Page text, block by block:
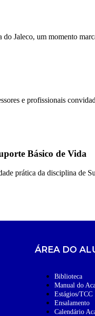
Jaleco, um momento
e profissionais
Básico de Vida
prática da disciplina de
ÁREA DO
Biblioteca
Manual do
Estágios/TCC
Ensalamento
Calendário